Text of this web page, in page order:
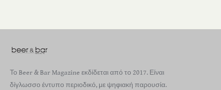
Το Beer & Bar Magazine εκδίδεται από το 2017. Είναι
δίγλωσσο έντυπο περιοδικό, με ψηφιακή παρουσία.